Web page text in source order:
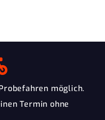
möglich.
Termin ohne